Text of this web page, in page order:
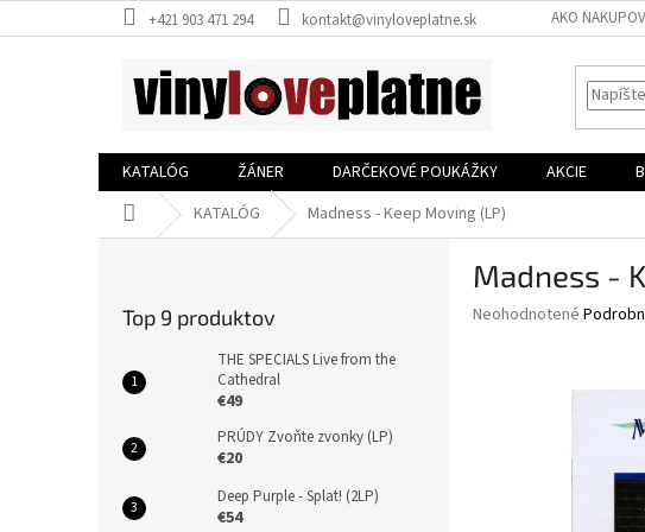
na
+421 903 471 294 kontakt@vinyloveplatne.sk AKO
KATALÓG ŽÁNER DARČEKOVÉ POUKÁŽKY AKCIE
DomovKATALÓG Madness - Keep Moving (LP)
Top 9 produktov
THE SPECIALS Live from the
Cathedral
€49
PRÚDY Zvoňte zvonky (LP)
€20
Deep Purple - Splat! (2LP)
€54
Madness -
Priemerné
Neohodnotené